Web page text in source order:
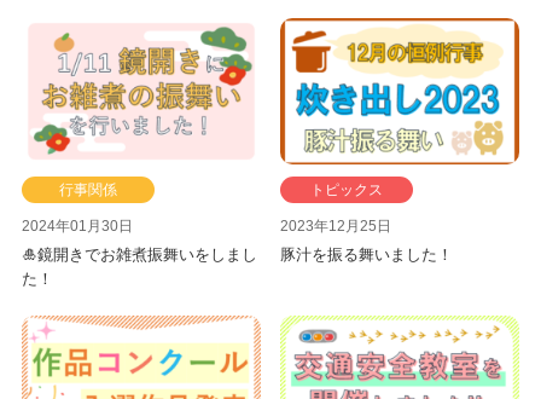
行事関係
2024年01月30日
🎍鏡開きでお雑煮振舞いをしまし
た！
トピックス
2023年12月25日
豚汁を振る舞いました！